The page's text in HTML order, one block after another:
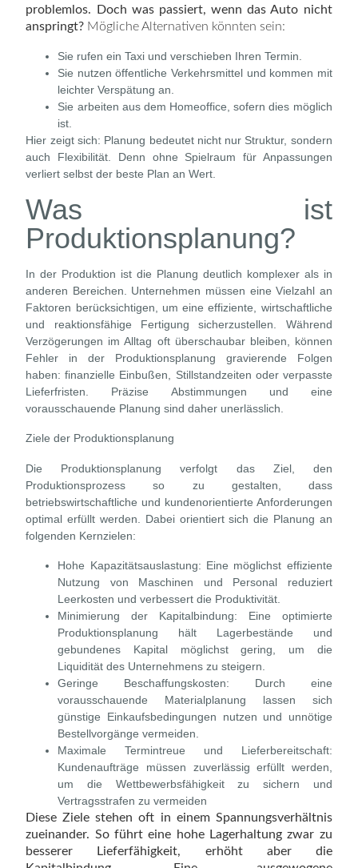
problemlos. Doch was passiert, wenn das Auto nicht
anspringt? Mögliche Alternativen könnten sein:
Sie rufen ein Taxi und verschieben Ihren Termin.
Sie nutzen öffentliche Verkehrsmittel und kommen mit
leichter Verspätung an.
Sie arbeiten aus dem Homeoffice, sofern dies möglich
ist.
Hier zeigt sich: Planung bedeutet nicht nur Struktur, sondern
auch Flexibilität. Denn ohne Spielraum für Anpassungen
verliert selbst der beste Plan an Wert.
Was ist
Produktionsplanung?
In der Produktion ist die Planung deutlich komplexer als in
anderen Bereichen. Unternehmen müssen eine Vielzahl an
Faktoren berücksichtigen, um eine effiziente, wirtschaftliche
und reaktionsfähige Fertigung sicherzustellen. Während
Verzögerungen im Alltag oft überschaubar bleiben, können
Fehler in der Produktionsplanung gravierende Folgen
haben: finanzielle Einbußen, Stillstandzeiten oder verpasste
Lieferfristen. Präzise Abstimmungen und eine
vorausschauende Planung sind daher unerlässlich.
Ziele der Produktionsplanung
Die Produktionsplanung verfolgt das Ziel, den
Produktionsprozess so zu gestalten, dass
betriebswirtschaftliche und kundenorientierte Anforderungen
optimal erfüllt werden. Dabei orientiert sich die Planung an
folgenden Kernzielen:
Hohe Kapazitätsauslastung: Eine möglichst effiziente
Nutzung von Maschinen und Personal reduziert
Leerkosten und verbessert die Produktivität.
Minimierung der Kapitalbindung: Eine optimierte
Produktionsplanung hält Lagerbestände und
gebundenes Kapital möglichst gering, um die
Liquidität des Unternehmens zu steigern.
Geringe Beschaffungskosten: Durch eine
vorausschauende Materialplanung lassen sich
günstige Einkaufsbedingungen nutzen und unnötige
Bestellvorgänge vermeiden.
Maximale Termintreue und Lieferbereitschaft:
Kundenaufträge müssen zuverlässig erfüllt werden,
um die Wettbewerbsfähigkeit zu sichern und
Vertragsstrafen zu vermeiden
Diese Ziele stehen oft in einem Spannungsverhältnis
zueinander. So führt eine hohe Lagerhaltung zwar zu
besserer Lieferfähigkeit, erhöht aber die